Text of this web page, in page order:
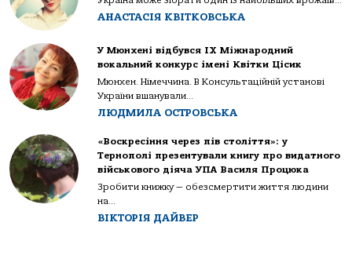
АНАСТАСІЯ КВІТКОВСЬКА
У Мюнхені відбувся IX Міжнародний
вокальний конкурс імені Квітки Цісик
Мюнхен. Німеччина. В Консультаційній установі
України вшанували...
ЛЮДМИЛА ОСТРОВСЬКА
«Воскресіння через пів століття»: у
Тернополі презентували книгу про видатного
військового діяча УПА Василя Процюка
Зробити книжку — обезсмертити життя людини
на...
ВІКТОРІЯ ДАЙВЕР